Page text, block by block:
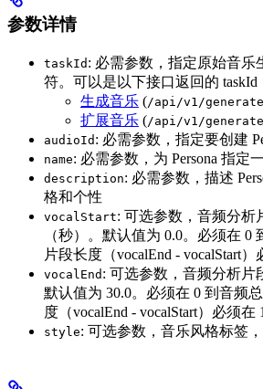
参数详情
taskId : 必需参数，指定原始音乐
符。可以是以下接口返回的 taskId
生成音乐 (/api/v1/generate
扩展音乐 (/api/v1/
audioId : 必需参数，指定要创建
name: 必需参数，为 Persona 指定
description: 必需参数，描述
格和个性
vocalStart: 可选参数，音频分析
（秒）。默认值为 0.0。必须在 0
片段长度（vocalEnd - vocalStart）
vocalEnd : 可选参数，音频分析片
默认值为 30.0。必须在 0 到音频
度（vocalEnd - vocalStart）必须在
style: 可选参数，音乐风格标签